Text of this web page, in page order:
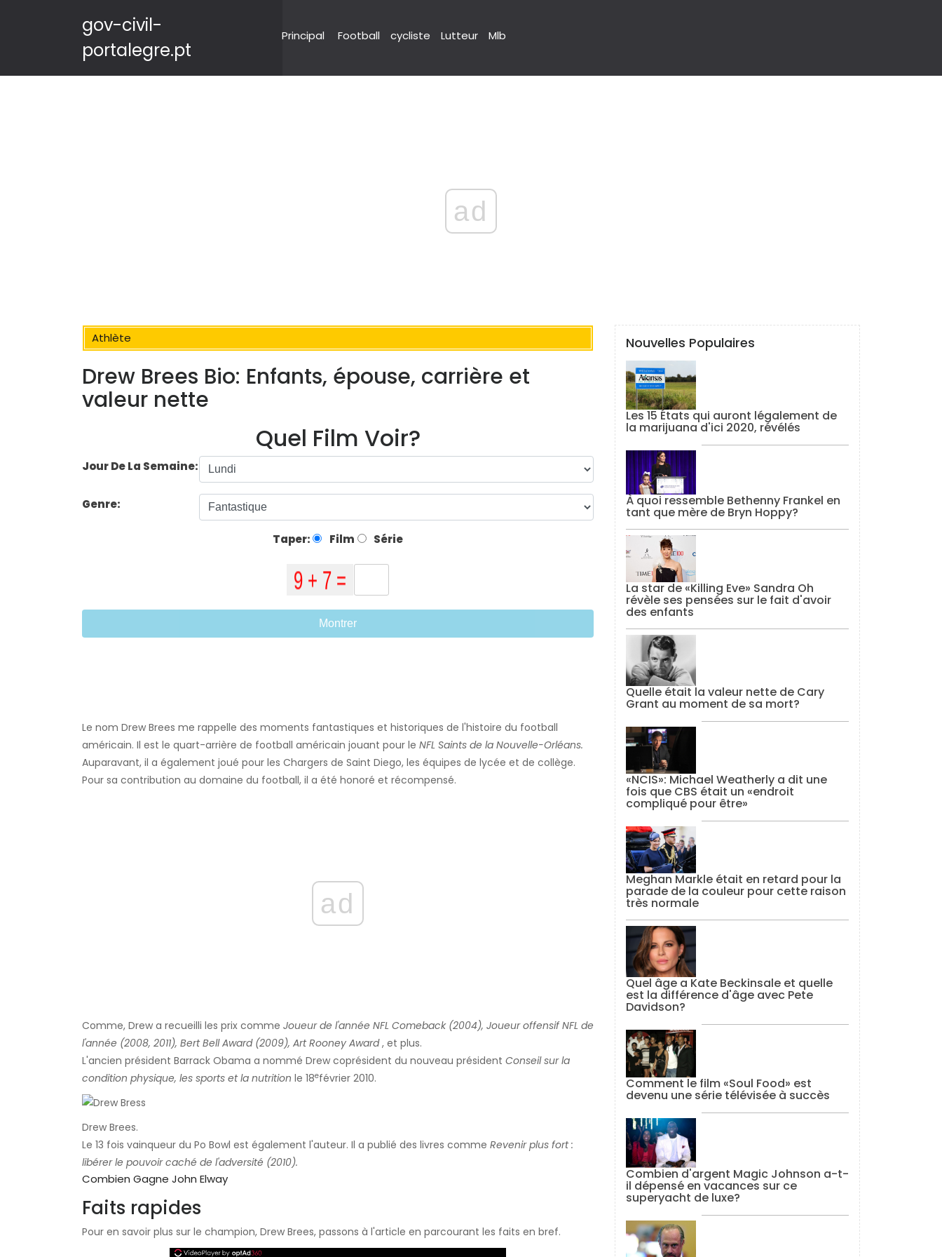
gov-civil-
portalegre.pt
Principal Football cycliste Lutteur Mlb
ad
Athlète
Drew Brees Bio: Enfants, épouse, carrière et
valeur nette
Quel Film Voir?
Jour De La Semaine:
Genre:
Taper: Film Série
Montrer
Le nom Drew Brees me rappelle des moments fantastiques et historiques de l'histoire du football
américain. Il est le quart-arrière de football américain jouant pour le NFL Saints de la Nouvelle-Orléans.
Auparavant, il a également joué pour les Chargers de Saint Diego, les équipes de lycée et de collège.
Pour sa contribution au domaine du football, il a été honoré et récompensé.
ad
Comme, Drew a recueilli les prix comme Joueur de l'année NFL Comeback (2004), Joueur offensif NFL de
l'année (2008, 2011), Bert Bell Award (2009), Art Rooney Award, et plus.
L'ancien président Barrack Obama a nommé Drew coprésident du nouveau président Conseil sur la
condition physique, les sports et la nutrition le 18efévrier 2010.
Drew Brees.
Le 13 fois vainqueur du Po Bowl est également l'auteur. Il a publié des livres comme Revenir plus fort :
libérer le pouvoir caché de l'adversité (2010).
Combien Gagne John Elway
Faits rapides
Pour en savoir plus sur le champion, Drew Brees, passons à l'article en parcourant les faits en bref.
Nouvelles Populaires
Les 15 États qui auront légalement de
la marijuana d'ici 2020, révélés
À quoi ressemble Bethenny Frankel en
tant que mère de Bryn Hoppy?
La star de «Killing Eve» Sandra Oh
révèle ses pensées sur le fait d'avoir
des enfants
Quelle était la valeur nette de Cary
Grant au moment de sa mort?
«NCIS»: Michael Weatherly a dit une
fois que CBS était un «endroit
compliqué pour être»
Meghan Markle était en retard pour la
parade de la couleur pour cette raison
très normale
Quel âge a Kate Beckinsale et quelle
est la différence d'âge avec Pete
Davidson?
Comment le film «Soul Food» est
devenu une série télévisée à succès
Combien d'argent Magic Johnson a-t-
il dépensé en vacances sur ce
superyacht de luxe?